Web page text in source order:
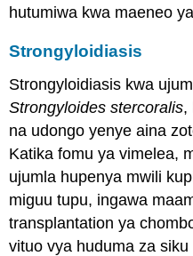
hutumiwa kwa maeneo
Strongyloidiasis
Strongyloidiasis kwa
Strongyloides stercoralis,
na udongo yenye aina
Katika fomu ya vimelea,
ujumla hupenya mwili
miguu tupu, ingawa
transplantation ya
vituo vya huduma za